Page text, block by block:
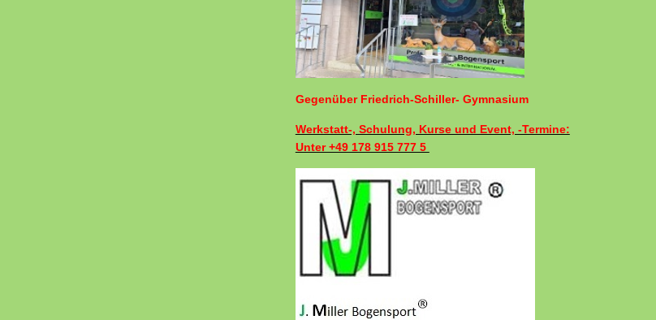
Gegenüber Friedrich-Schiller- Gymnasium
Werkstatt-, Schulung, Kurse und Event, -Termine:
Unter +49 178 915 777 5